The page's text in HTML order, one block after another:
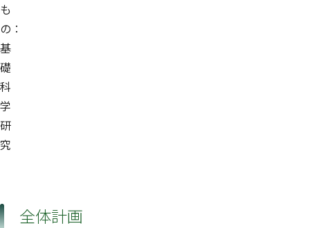
も
の：
基
礎
科
学
研
究
全体計画